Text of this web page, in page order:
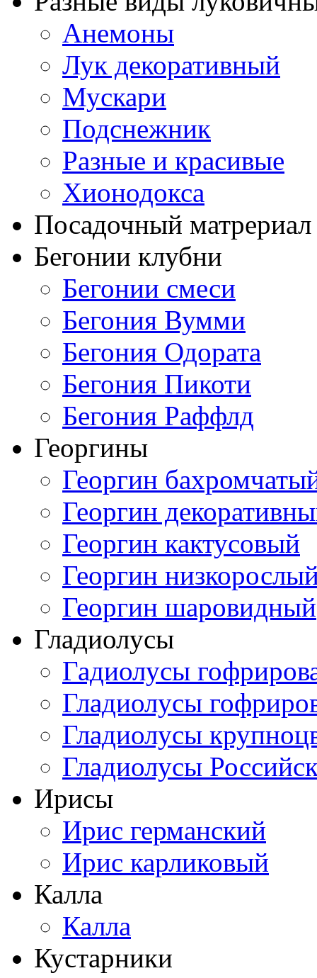
Анемоны
Лук декоративный
Мускари
Подснежник
Разные и красивые
Хионодокса
Посадочный матрериал
Бегонии клубни
Бегонии смеси
Бегония Вумми
Бегония Одората
Бегония Пикоти
Бегония Раффлд
Георгины
Георгин
Георгин
Георгин кактусовый
Георгин
Георгин шаровидный
Гладиолусы
Гадиолусы
Гладиолусы
Гладиолусы
Гладиолусы
Ирисы
Ирис германский
Ирис карликовый
Калла
Калла
Кустарники